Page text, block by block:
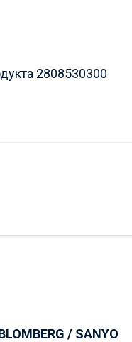
2808530300
/ SANYO